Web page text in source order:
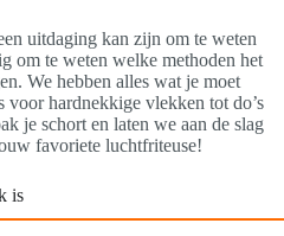
uitdaging kan zijn om te weten
om te weten welke methoden het
We hebben alles wat je moet
voor hardnekkige vlekken tot do’s
je schort en laten we aan de slag
favoriete luchtfriteuse!
is